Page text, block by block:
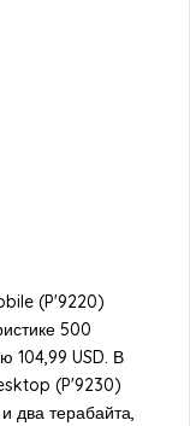
(P'9220)
500
104,99 USD. В
(P'9230)
два терабайта,